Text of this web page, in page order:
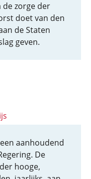
zorge der
doet van den
de Staten
geven.
aanhoudend
De
hooge,